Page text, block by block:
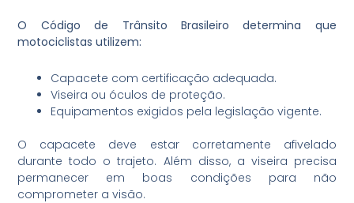
O Código de Trânsito Brasileiro determina que
motociclistas utilizem:
Capacete com certificação adequada.
Viseira ou óculos de proteção.
Equipamentos exigidos pela legislação vigente.
O capacete deve estar corretamente afivelado
durante todo o trajeto. Além disso, a viseira precisa
permanecer em boas condições para não
comprometer a visão.